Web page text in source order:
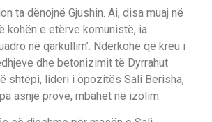
ta dënojnë Gjushin. Ai, disa muaj në
kohën e etërve komunistë, ia
në qarkullim’. Ndërkohë që kreu i
dhe betonizimit të Dyrrahut
shtëpi, lideri i opozitës Sali Berisha,
asnjë provë, mbahet në izolim.